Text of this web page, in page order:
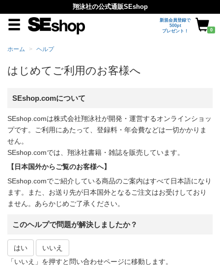
翔泳社の公式通販SEshop
新規会員登録で
500pt
プレゼント！
0
ホーム ヘルプ
はじめてご利用のお客様へ
SEshop.comについて
SEshop.comは株式会社翔泳社が開発・運営するオンラインショッ
プです。ご利用にあたって、登録料・年会費などは一切かかりま
せん。
SEshop.comでは、翔泳社書籍・雑誌を販売しています。
【日本国外からご覧のお客様へ】
SEshop.comでご紹介している商品のご案内はすべて日本語になり
ます。また、お送り先が日本国外となるご注文はお受けしており
ません。あらかじめご了承ください。
このヘルプで問題が解決しましたか？
はい
いいえ
「いいえ」を押すと問い合わせページに移動します。